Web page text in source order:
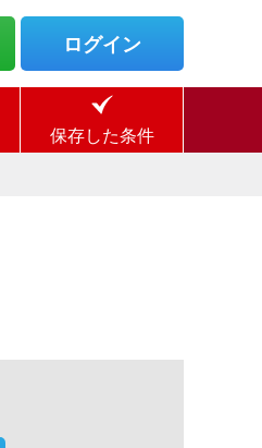
ログイン
保存した条件